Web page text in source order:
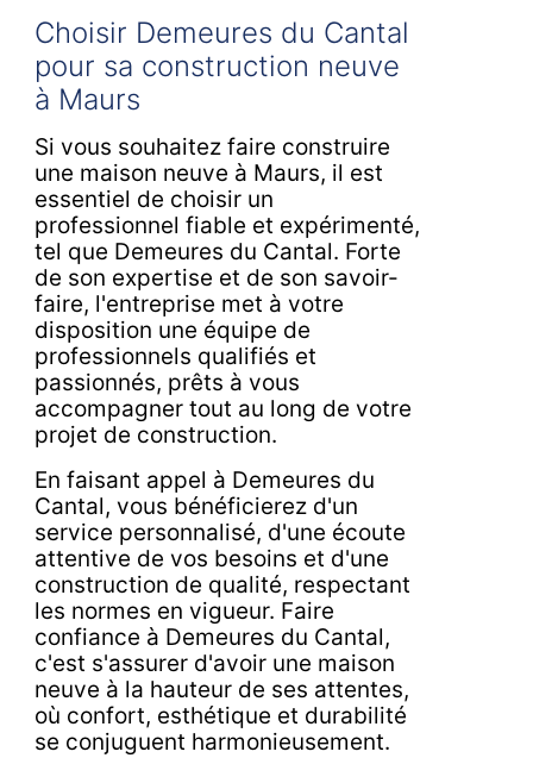
Choisir Demeures du Cantal
pour sa construction neuve
à Maurs
Si vous souhaitez faire construire
une maison neuve à Maurs, il est
essentiel de choisir un
professionnel fiable et expérimenté,
tel que Demeures du Cantal. Forte
de son expertise et de son savoir-
faire, l'entreprise met à votre
disposition une équipe de
professionnels qualifiés et
passionnés, prêts à vous
accompagner tout au long de votre
projet de construction.
En faisant appel à Demeures du
Cantal, vous bénéficierez d'un
service personnalisé, d'une écoute
attentive de vos besoins et d'une
construction de qualité, respectant
les normes en vigueur. Faire
confiance à Demeures du Cantal,
c'est s'assurer d'avoir une maison
neuve à la hauteur de ses attentes,
où confort, esthétique et durabilité
se conjuguent harmonieusement.